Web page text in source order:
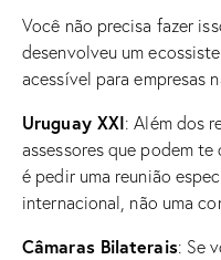
Você não precisa fazer
desenvolveu um
acessível para empresas
Uruguay XXI: Além dos
assessores que podem
é pedir uma reunião
internacional, não uma
Câmaras Bilaterais: Se